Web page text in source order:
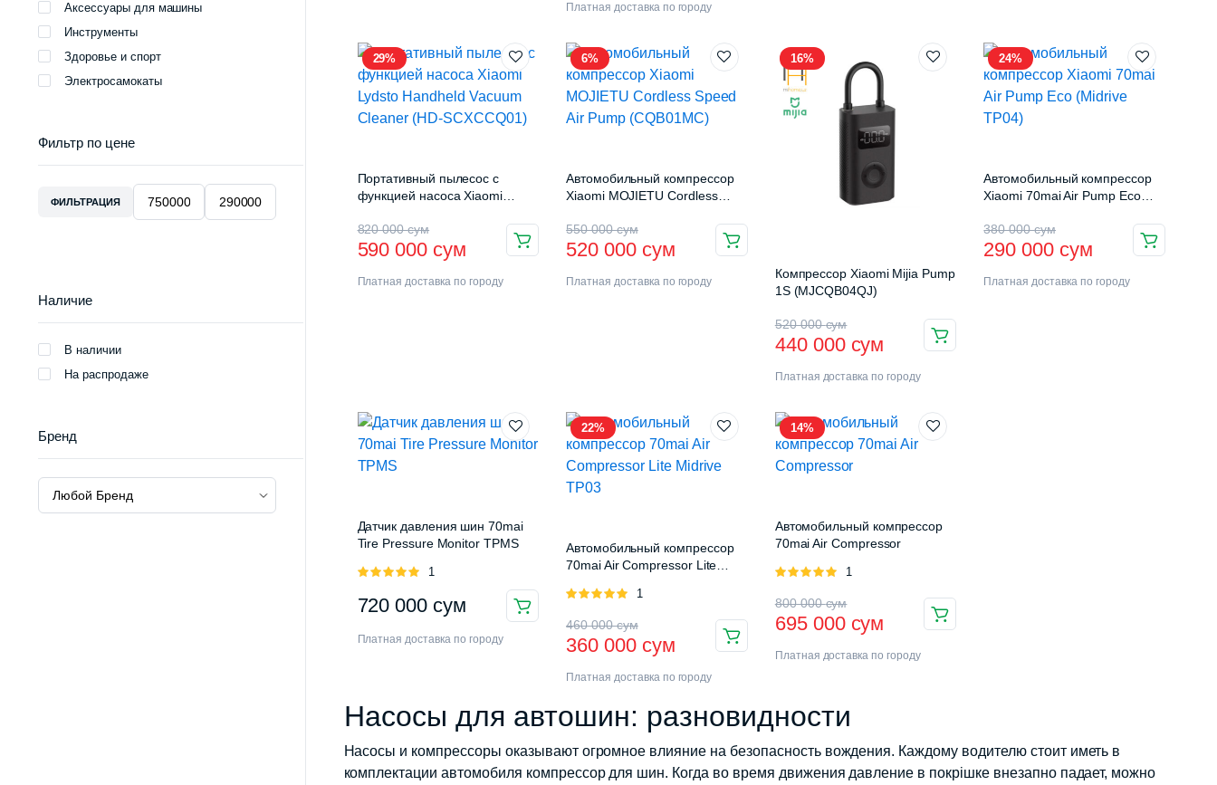
составляла
475
000 сум.
390
000 сум.
Платная доставка по городу
29%
Портативный пылесос с
функцией насоса Xiaomi
Cleaner (HD-SCXCCQ01)
820 000сум
Первоначальная
цена
составляла
590 000 сум
Текущая
цена:
590
Платная доставка по городу
6%
Автомобильный компрессор
Xiaomi MOJIETU Cordless
550 000сум
Первоначальная
цена
составляла
520 000 сум
Текущая
цена:
520
Платная доставка по городу
16%
Компрессор Xiaomi Mijia Pump
1S (MJCQB04QJ)
520 000сум
Первоначальная
цена
составляла
520
000 сум.
440 000 сум
Текущая
цена:
440
000 сум.
Платная доставка по городу
24%
Автомобильный компрессор
Xiaomi 70mai Air Pump Eco
380 000сум
Первоначальная
цена
составляла
290 000 сум
Текущая
цена:
290
Платная доставка по городу
Датчик давления шин 70mai
Tire Pressure Monitor TPMS
Оценка
1
720 000 сум
Платная доставка по городу
22%
Автомобильный компрессор
70mai Air Compressor Lite
Оценка
1
460 000сум
Первоначальная
цена
составляла
460
000 сум.
360 000 сум
Текущая
цена:
360
000 сум.
Платная доставка по городу
14%
Автомобильный компрессор
70mai Air Compressor
Оценка
1
800 000сум
Первоначальная
цена
составляла
000 сум.
695 000 сум
Текущая
цена:
695
Платная доставка по городу
Насосы для автошин: разновидности
Насосы и компрессоры оказывают огромное влияние на безопасность вождения. Каждому водителю стоит иметь в
комплектации автомобиля компрессор для шин. Когда во время движения давление в покрішке внезапно падает, можно
Аксессуары для машины
Инструменты
Здоровье и спорт
Электросамокаты
Фильтр по цене
ФИЛЬТРАЦИЯ
Наличие
В наличии
На распродаже
Бренд